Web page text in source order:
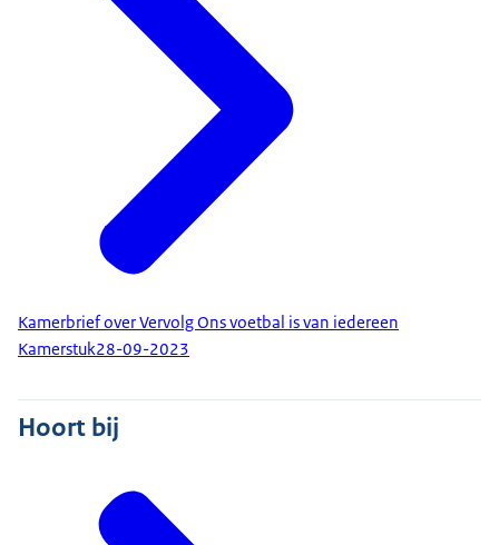
Kamerbrief over Vervolg Ons voetbal is van iedereen
Kamerstuk28-09-2023
Hoort bij